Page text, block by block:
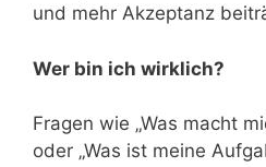
und mehr Akzeptanz
Wer bin ich wirklich?
Fragen wie „Was macht
oder „Was ist meine